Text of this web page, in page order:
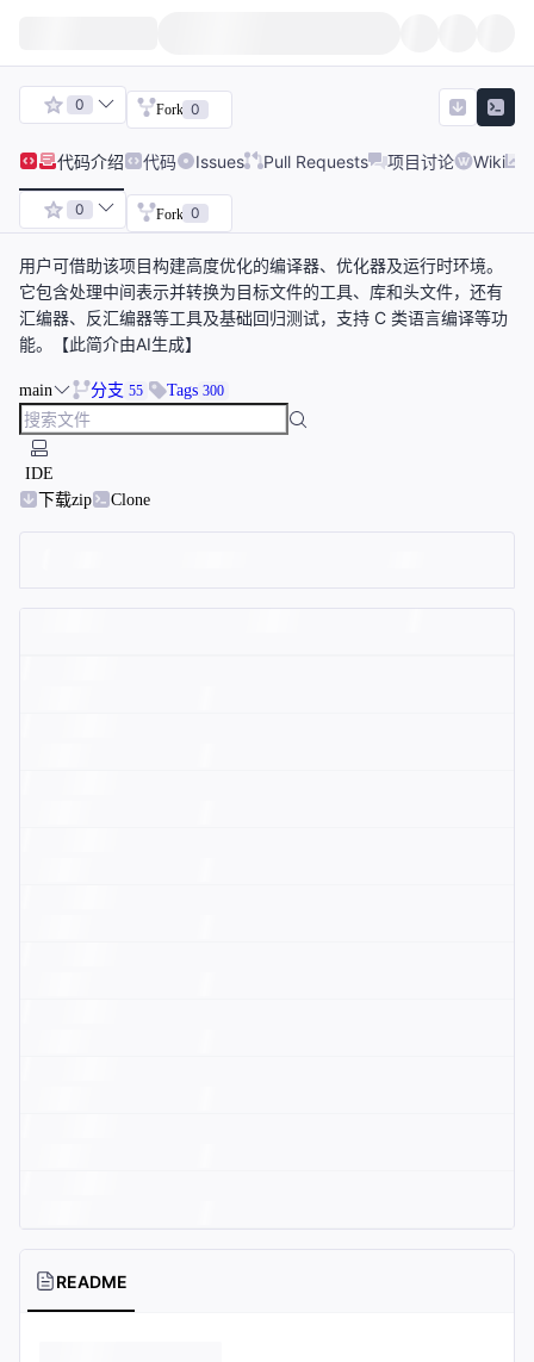
0 Fork 0
代码介绍 代码 Issues Pull Requests 项目讨论 Wiki
0 Fork 0
用户可借助该项目构建高度优化的编译器、优化器及运行时环境。
它包含处理中间表示并转换为目标文件的工具、库和头文件，还有
汇编器、反汇编器等工具及基础回归测试，支持 C 类语言编译等功
能。【此简介由AI生成】
main 分支 55 Tags 300
IDE
下载zip
Clone
README